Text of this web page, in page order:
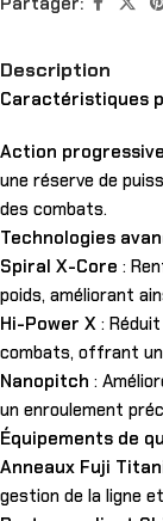
Description
Caractéristiques
Action progressive
une réserve de
des combats.
Technologies
Spiral X-Core :
poids, améliorant
Hi-Power X :
combats, offrant
Nanopitch :
un enroulement
Équipements de
Anneaux Fuji
gestion de la ligne